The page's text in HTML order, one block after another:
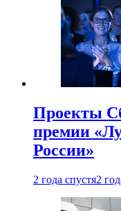
Проекты
премии
России»
2 года спустя2